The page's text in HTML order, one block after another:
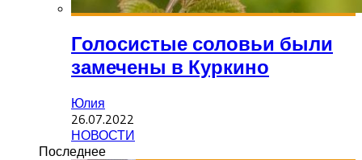
Голосистые соловьи были
замечены в Куркино
Юлия
26.07.2022
НОВОСТИ
Последнее